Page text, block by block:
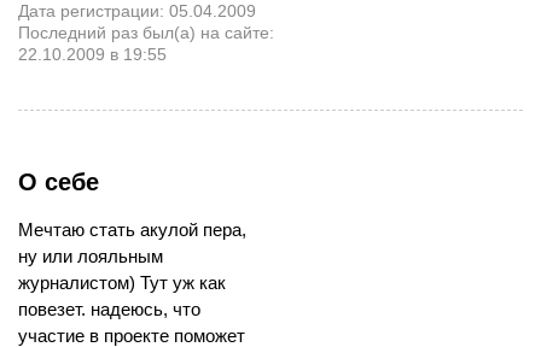
Дата регистрации: 05.04.2009
Последний раз был(а) на сайте:
22.10.2009 в 19:55
О себе
Мечтаю стать акулой пера,
ну или лояльным
журналистом) Тут уж как
повезет. надеюсь, что
участие в проекте поможет